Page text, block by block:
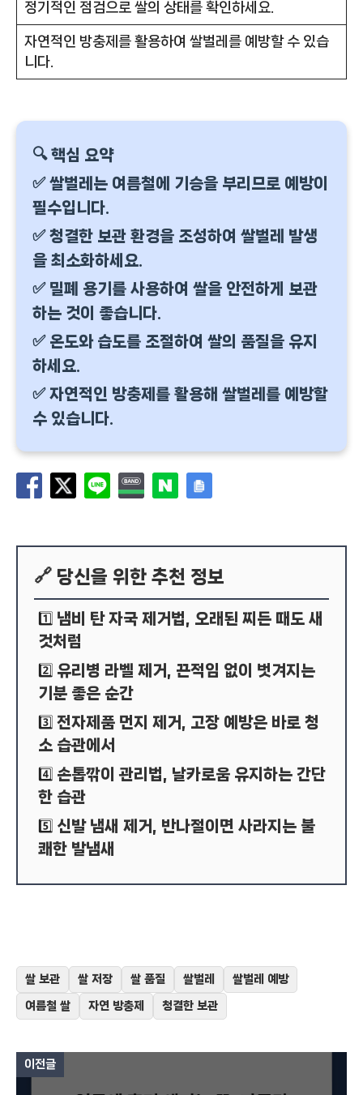
정기적인 점검으로 쌀의 상태를 확인하세요.
자연적인 방충제를 활용하여 쌀벌레를 예방할 수 있습
니다.
🔍 핵심 요약
✅ 쌀벌레는 여름철에 기승을 부리므로 예방이
필수입니다.
✅ 청결한 보관 환경을 조성하여 쌀벌레 발생
을 최소화하세요.
✅ 밀폐 용기를 사용하여 쌀을 안전하게 보관
하는 것이 좋습니다.
✅ 온도와 습도를 조절하여 쌀의 품질을 유지
하세요.
✅ 자연적인 방충제를 활용해 쌀벌레를 예방할
수 있습니다.
🔗 당신을 위한 추천 정보
1️⃣ 냄비 탄 자국 제거법, 오래된 찌든 때도 새
것처럼
2️⃣ 유리병 라벨 제거, 끈적임 없이 벗겨지는
기분 좋은 순간
3️⃣ 전자제품 먼지 제거, 고장 예방은 바로 청
소 습관에서
4️⃣ 손톱깎이 관리법, 날카로움 유지하는 간단
한 습관
5️⃣ 신발 냄새 제거, 반나절이면 사라지는 불
쾌한 발냄새
쌀 보관 쌀 저장 쌀 품질 쌀벌레 쌀벌레 예방
여름철 쌀 자연 방충제 청결한 보관
이전글